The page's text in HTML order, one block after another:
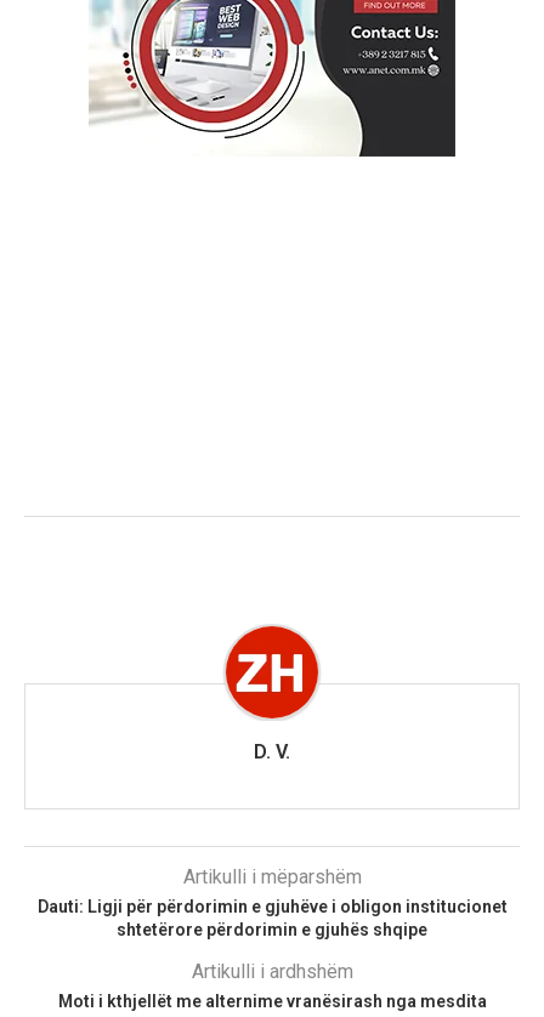
D. V.
Artikulli i mëparshëm
Dauti: Ligji për përdorimin e gjuhëve i obligon institucionet
shtetërore përdorimin e gjuhës shqipe
Artikulli i ardhshëm
Moti i kthjellët me alternime vranësirash nga mesdita